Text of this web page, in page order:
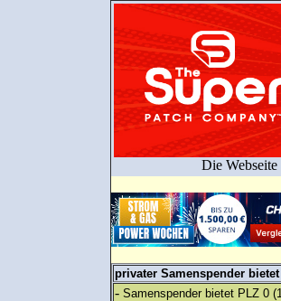
Die
privater Samenspender bietet
- Samenspender bietet PLZ 0